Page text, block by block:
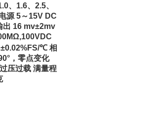
、1.6、2.5、
源 5～15V DC
出 16 mv±2mv
℃ 相
，零点变化
压过载 满量程